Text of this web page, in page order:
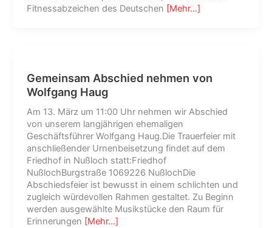
Fitnessabzeichen des Deutschen
[Mehr…]
Gemeinsam Abschied nehmen von
Wolfgang Haug
Am 13. März um 11:00 Uhr nehmen wir Abschied
von unserem langjährigen ehemaligen
Geschäftsführer Wolfgang Haug.Die Trauerfeier mit
anschließender Urnenbeisetzung findet auf dem
Friedhof in Nußloch statt:Friedhof
NußlochBurgstraße 1069226 NußlochDie
Abschiedsfeier ist bewusst in einem schlichten und
zugleich würdevollen Rahmen gestaltet. Zu Beginn
werden ausgewählte Musikstücke den Raum für
Erinnerungen [Mehr…]